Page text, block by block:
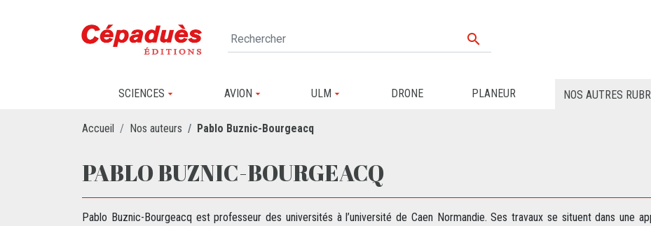

SCIENCES AVION ULM DRONE PLANEUR NOS AUTRES
Accueil Nos auteurs Pablo Buznic-Bourgeacq
PABLO BUZNIC-BOURGEACQ
Pablo Buznic-Bourgeacq est professeur des universités à l’université de Caen Normandie. Ses travaux se situent dans une